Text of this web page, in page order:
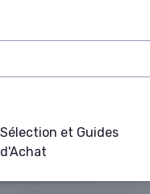
Sélection et Guides
d'Achat